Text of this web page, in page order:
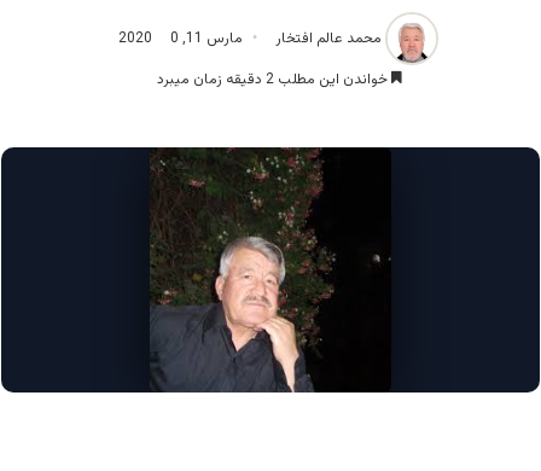
محمد عالم افتخار مارس 11, 2020
0
خواندن این مطلب 2 دقیقه زمان میبرد